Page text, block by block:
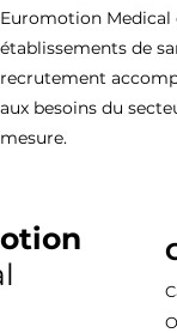
Euromotion Medical
établissements de
recrutement
aux besoins du
mesure.